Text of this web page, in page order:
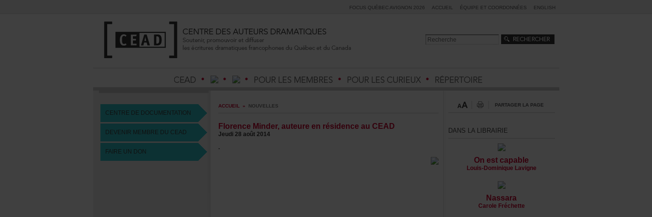
FOCUSQUÉBECAVIGNON2026 ACCUEIL ÉQUIPEETCOORDONNÉES ENGLISH
CENTREDEDOCUMENTATION
DEVENIRMEMBREDUCEAD
FAIREUNDON
ACCUEIL » NOUVELLES
FlorenceMinder,auteureenrésidenceauCEAD
Jeudi28août2014
.
PARTAGERLAPAGE
DANSLALIBRAIRIE
Onestcapable
Louis-DominiqueLavigne
Nassara
CaroleFréchette